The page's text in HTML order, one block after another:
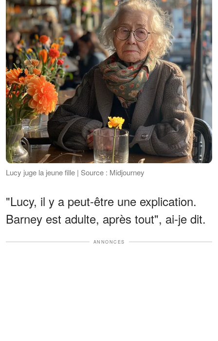
Lucy juge la jeune fille | Source : Midjourney
"Lucy, il y a peut-être une explication.
Barney est adulte, après tout", ai-je dit.
ANNONCES